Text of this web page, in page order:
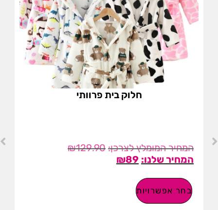
חלוק בית פרוותי
₪129.90
₪89
בחר אפשרויות